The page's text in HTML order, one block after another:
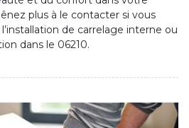
plus à le contacter si vous
de carrelage interne ou
dans le 06210.